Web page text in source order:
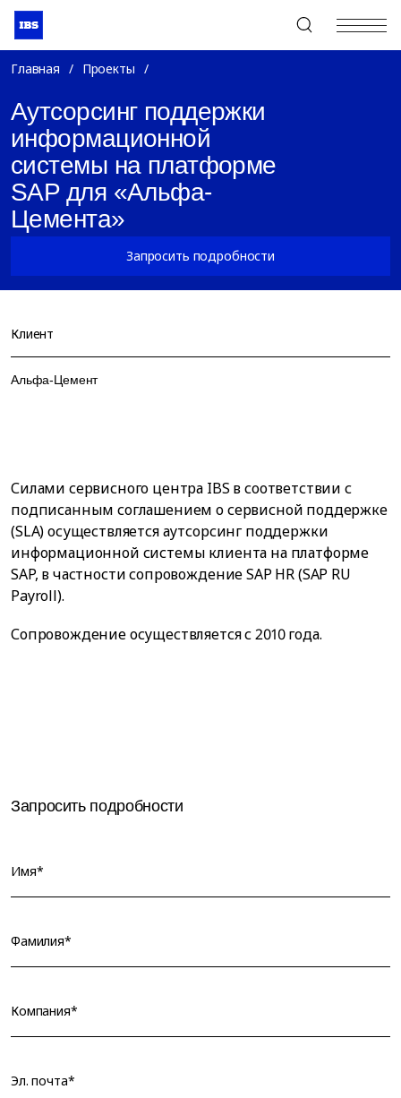
+7 (495) 967-80-80
Главная / Проекты /
Аутсорсинг поддержки
информационной
системы на платформе
SAP для «Альфа-
Цемента»
Запросить подробности
Клиент
Альфа-Цемент
Силами сервисного центра IBS в соответствии с
подписанным соглашением о сервисной поддержке
(SLA) осуществляется аутсорсинг поддержки
информационной системы клиента на платформе
SAP, в частности сопровождение SAP HR (SAP RU
Payroll).
Сопровождение осуществляется с 2010 года.
Запросить подробности
Имя*
Фамилия*
Компания*
Эл. почта*